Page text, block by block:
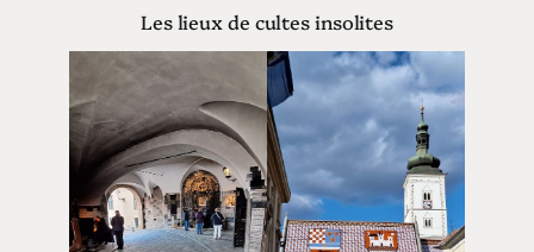
Les lieux de cultes insolites